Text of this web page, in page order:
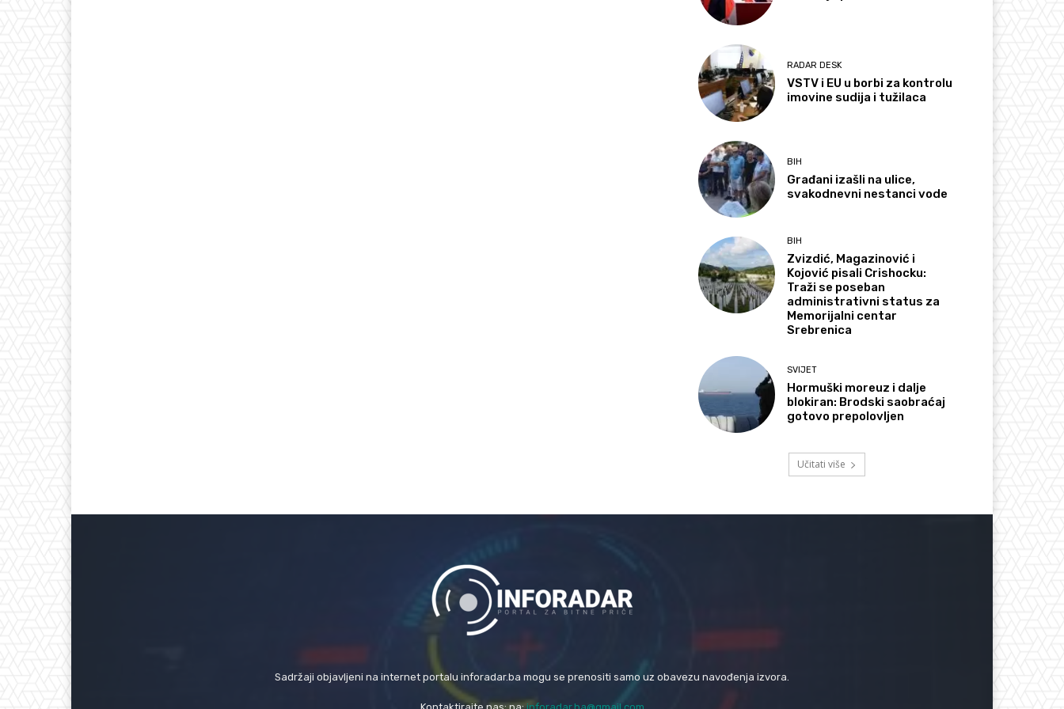
RADAR DESK
VSTV i EU u borbi za kontrolu
imovine sudija i tužilaca
BIH
Građani izašli na ulice,
svakodnevni nestanci vode
BIH
Zvizdić, Magazinović i
Kojović pisali Crishocku:
Traži se poseban
administrativni status za
Memorijalni centar
Srebrenica
SVIJET
Hormuški moreuz i dalje
blokiran: Brodski saobraćaj
gotovo prepolovljen
Učitati više
Sadržaji objavljeni na internet portalu inforadar.ba mogu se prenositi samo uz obavezu navođenja izvora.